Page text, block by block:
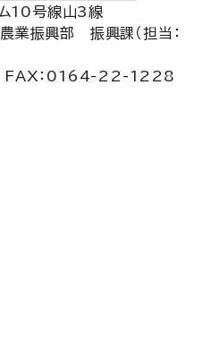
10号線山3線
業振興部 振興課（担当：
：0164-22-1228